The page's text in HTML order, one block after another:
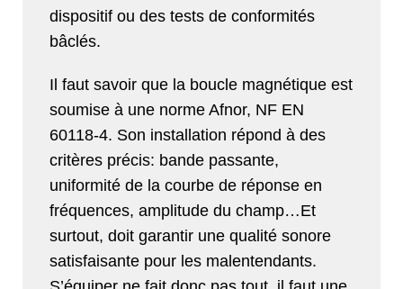
dispositif ou des tests de conformités
bâclés.
Il faut savoir que la boucle magnétique est
soumise à une norme Afnor, NF EN
60118-4. Son installation répond à des
critères précis: bande passante,
uniformité de la courbe de réponse en
fréquences, amplitude du champ…Et
surtout, doit garantir une qualité sonore
satisfaisante pour les malentendants.